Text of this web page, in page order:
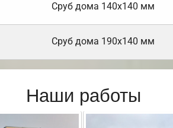
Cруб дома 140х140 мм
Cруб дома 190х140 мм
Наши работы